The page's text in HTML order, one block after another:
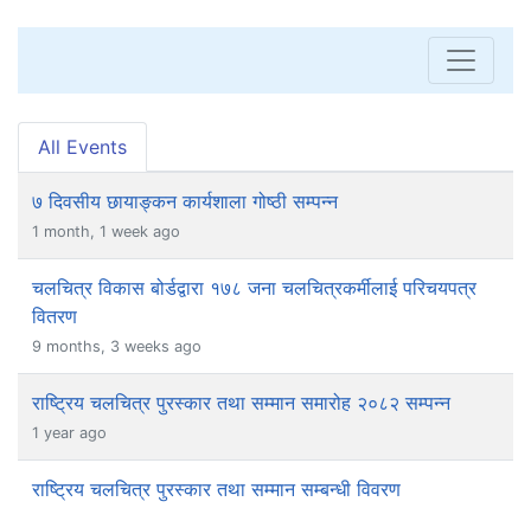
All Events
७ दिवसीय छायाङ्कन कार्यशाला गोष्ठी सम्पन्न
1 month, 1 week ago
चलचित्र विकास बोर्डद्वारा १७८ जना चलचित्रकर्मीलाई परिचयपत्र
वितरण
9 months, 3 weeks ago
राष्ट्रिय चलचित्र पुरस्कार तथा सम्मान समारोह २०८२ सम्पन्न
1 year ago
राष्ट्रिय चलचित्र पुरस्कार तथा सम्मान सम्बन्धी विवरण